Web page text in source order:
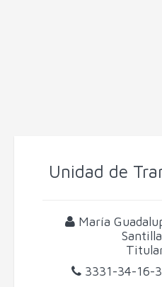
Unidad de
María
3331-34-16-